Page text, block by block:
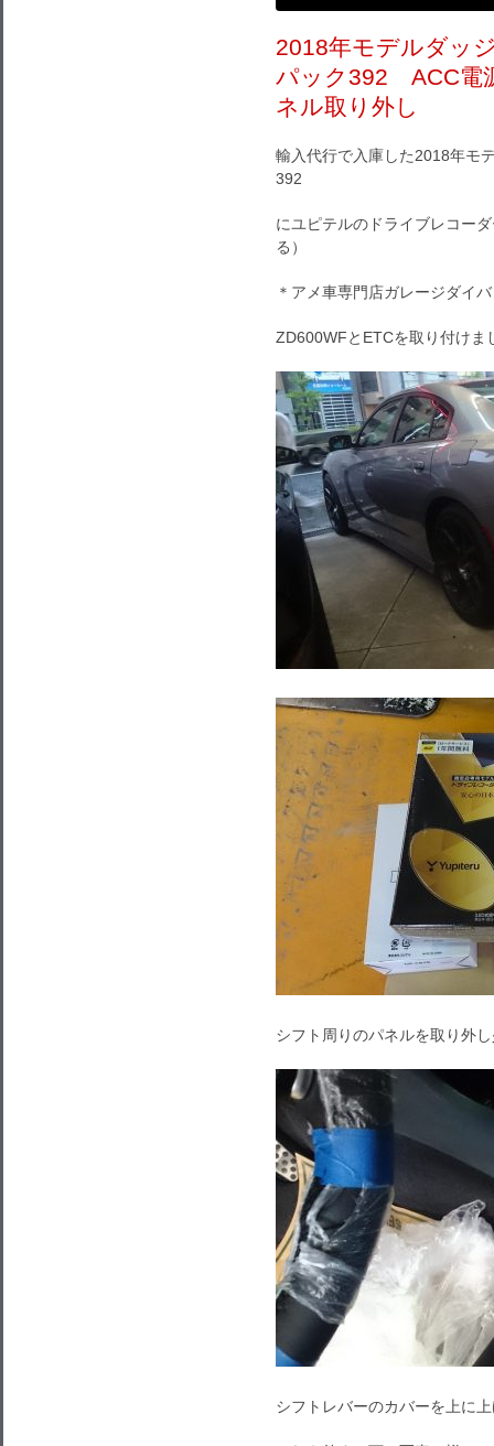
2018年モデルダッ
パック392 ACC電
ネル取り外し
輸入代行で入庫した2018年モ
392
にユピテルのドライブレコー
る）
＊アメ車専門店ガレージダイ
ZD600WFとETCを取り付けま
シフト周りのパネルを取り外
シフトレバーのカバーを上に